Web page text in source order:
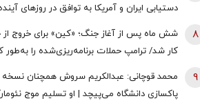
دستیابی ایران و آمریکا به توافق در روز‌های
قبلی وی درخصوص اقتصاد ایران در تعارض است
شش ماه پس از آغاز جنگ؛ «کین» برای خروج
کار شد/ ترامپ حملات برنامه‌ریزی‌شده را به‌طور
خواستار آن نیست
8
محمد قوچانی: عبدالکریم سروش همچنان نسخه
پاکسازی دانشگاه می‌پیچد | او تسلیم موج
9